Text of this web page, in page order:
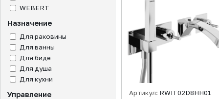
WEBERT
Назначение
Для раковины
Для ванны
Для биде
Для душа
Для кухни
Управление Артикул: RWIT02D8HH01